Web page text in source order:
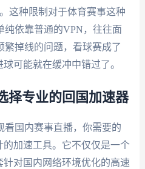
这种限制对于体育赛事这种
纯依靠普通的VPN，往往面
繁掉线的问题，看球赛成了
可能就在缓冲中错过了。
择专业的回国加速器
看国内赛事直播，你需要的
的加速工具。它不仅仅是一个
对国内网络环境优化的高速